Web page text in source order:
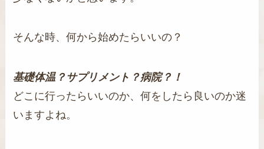
そんな時、何から始めたらいいの？
基礎体温？サプリメント？病院？！
どこに行ったらいいのか、何をしたら良いのか迷
いますよね。